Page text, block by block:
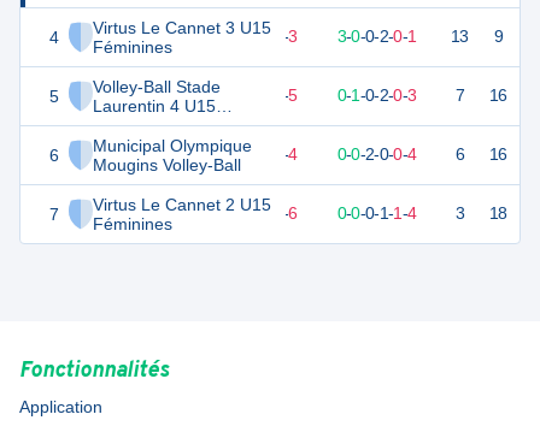
4
Virtus Le Cannet 3 U15
Féminines
5
Volley-Ball Stade
Laurentin 4 U15
Féminines
6
Municipal Olympique
Mougins Volley-Ball
7
Virtus Le Cannet 2 U15
Féminines
11 6 -3 3-0-0-2-0-1 13 9
5 -5 0-1-0-2-0-3 7 16
4 6 -4 0-0-2-0-0-4 6 16
1 6 -6 0-0-0-1-1-4 3 18
Fonctionnalités
Application